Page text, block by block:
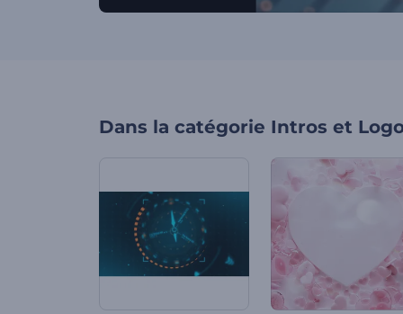
Dans la catégorie Intros et